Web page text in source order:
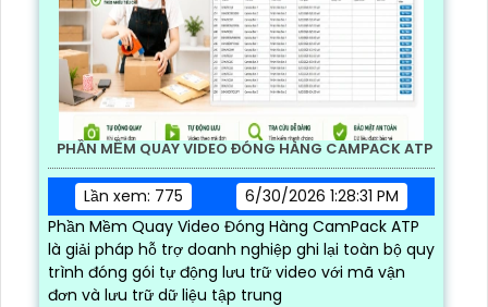
PHẦN MỀM QUAY VIDEO ĐÓNG HÀNG CAMPACK ATP
Lần xem: 775
6/30/2026 1:28:31 PM
Phần Mềm Quay Video Đóng Hàng CamPack ATP
là giải pháp hỗ trợ doanh nghiệp ghi lại toàn bộ quy
trình đóng gói tự động lưu trữ video với mã vận
đơn và lưu trữ dữ liệu tập trung